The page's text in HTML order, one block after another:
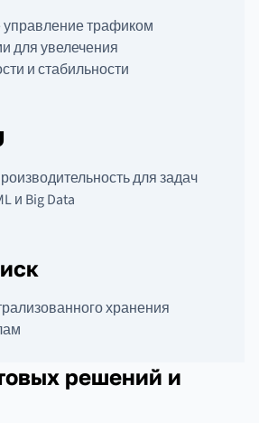
трафиком
для увелечения
и стабильности
для задач
и Big Data
хранения
решений и